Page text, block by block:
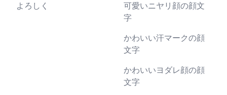
よろしく
可愛いニヤリ顔の顔文
字
かわいい汗マークの顔
文字
かわいいヨダレ顔の顔
文字